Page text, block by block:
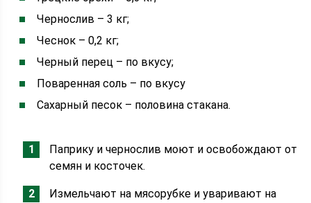
Чернослив – 3 кг;
Чеснок – 0,2 кг;
Черный перец – по вкусу;
Поваренная соль – по вкусу
Сахарный песок – половина стакана.
Паприку и чернослив моют и освобождают от
семян и косточек.
Измельчают на мясорубке и уваривают на